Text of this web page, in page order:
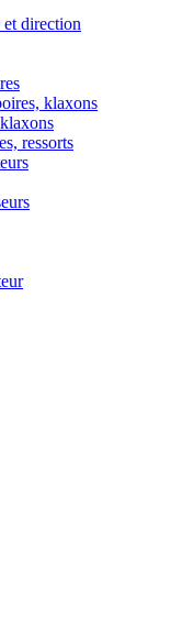
direction
klaxons
ressorts